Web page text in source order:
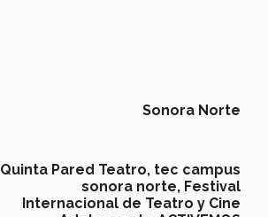
Sonora Norte
Quinta Pared Teatro, tec campus
sonora norte, Festival
Internacional de Teatro y Cine